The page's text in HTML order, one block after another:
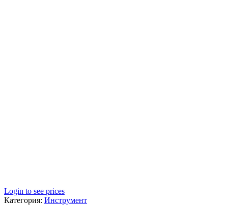
Login to see prices
Категория: Инструмент